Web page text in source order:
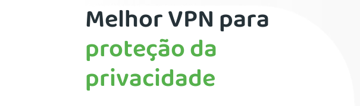
Melhor VPN para
proteção da
privacidade